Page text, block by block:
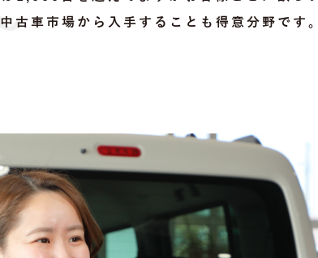
中古車市場から入手することも得意分野です。